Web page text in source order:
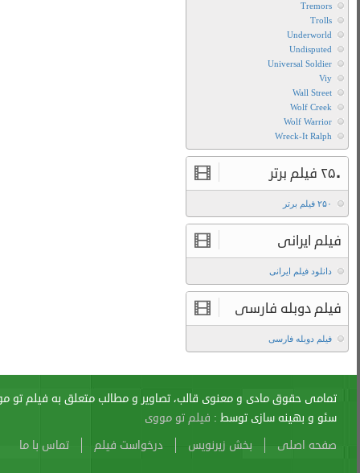
از آن پیگرد قانونی دارد.
sitemap Atom Cache Search Alexa